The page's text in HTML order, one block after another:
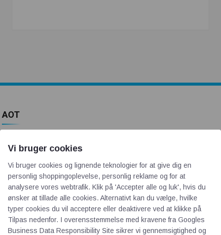
AOT
Kontakt
Persondata
Videncentre
Vi bruger cookies
Vi bruger cookies og lignende teknologier for at give dig en
personlig shoppingoplevelse, personlig reklame og for at
analysere vores webtrafik. Klik på 'Accepter alle og luk', hvis du
ønsker at tillade alle cookies. Alternativt kan du vælge, hvilke
typer cookies du vil acceptere eller deaktivere ved at klikke på
Tilpas nedenfor. I overensstemmelse med kravene fra Googles
Business Data Responsibility Site sikrer vi gennemsigtighed og